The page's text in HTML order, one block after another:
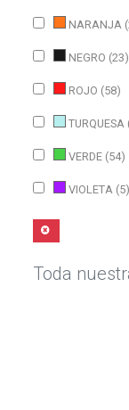
NARANJA
NEGRO (23)
ROJO (58)
TURQUESA
VERDE (54)
VIOLETA (5)
Toda